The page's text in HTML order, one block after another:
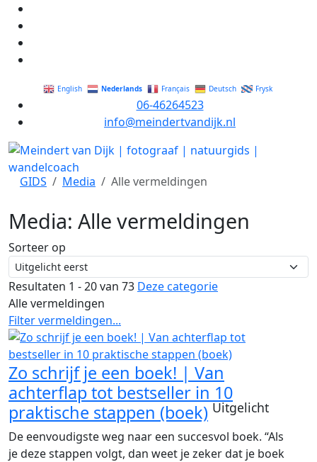
English Nederlands Français Deutsch Frysk
06-46264523
info@meindertvandijk.nl
GIDS Media Alle vermeldingen
Media: Alle vermeldingen
Sorteer op
Resultaten 1 - 20 van 73 Deze categorie
Alle vermeldingen
Filter vermeldingen...
Zo schrijf je een boek! | Van
achterflap tot bestseller in 10
praktische stappen (boek) Uitgelicht
De eenvoudigste weg naar een succesvol boek. “Als
je deze stappen volgt, dan weet je zeker dat je boek